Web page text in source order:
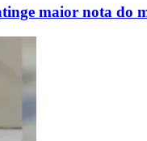
maior nota do